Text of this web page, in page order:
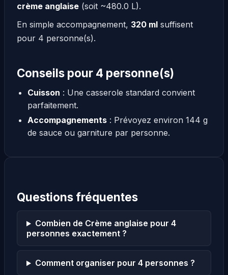
crème anglaise (soit ~480.0 L).
En simple accompagnement, 320 ml suffisent
pour 4 personne(s).
Conseils pour 4 personne(s)
Cuisson : Une casserole standard convient
parfaitement.
Accompagnements: Prévoyez environ 144 g
de sauce ou garniture par personne.
Questions fréquentes
Combien de Crème anglaise pour 4
personnes exactement ?
Comment organiser pour 4 personnes ?